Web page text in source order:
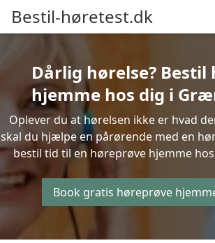
Bestil-høretest.dk
Dårlig hørelse? Bestil
hjemme hos dig i
Oplever du at hørelsen ikke er hvad
skal du hjælpe en pårørende med en
bestil tid til en høreprøve hjemme
Book gratis høreprøve